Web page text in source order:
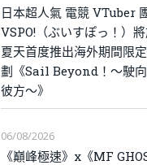
日本超人氣 電競 VTuber
VSPO!（ぶいすぽっ！）
夏天首度推出海外期間限
劃《Sail Beyond！～駛
彼方～》
06/08/2026
《巔峰極速》x《MF